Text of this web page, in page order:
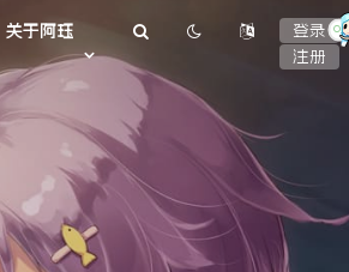
关于阿珏 登录 or
注册